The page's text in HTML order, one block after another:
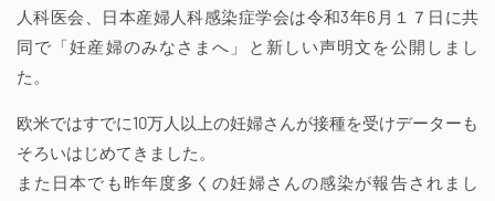
人科医会、日本産婦人科感染症学会は令和3年6月１７日に共
同で「妊産婦のみなさまへ」と新しい声明文を公開しまし
た。
欧米ではすでに10万人以上の妊婦さんが接種を受けデーターも
そろいはじめてきました。
また日本でも昨年度多くの妊婦さんの感染が報告されまし